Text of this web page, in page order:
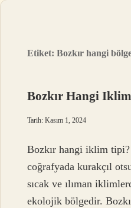
Etiket:Bozkır hangi
Bozkır Hangi Iklim
Tarih: Kasım 1, 2024
Bozkır hangi iklim
coğrafyada kurakçıl
sıcak ve ılıman
ekolojik bölgedir.